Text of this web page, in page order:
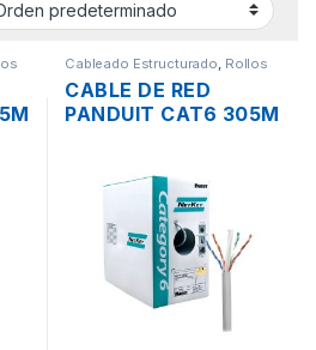
Cableado Estructurado, Rollos
CABLE DE RED
PANDUIT CAT6 305M